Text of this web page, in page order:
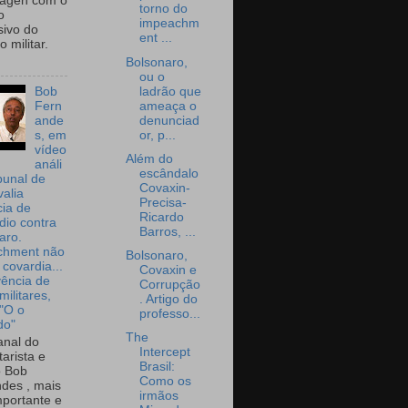
do
militar.
Bob
Fern
ande
s, em
vídeo
análi
de
de
contra
não
de
o
do
e
Bob
, mais
e
torno do
impeachm
ent ...
Bolsonaro,
ou o
ladrão que
ameaça o
denunciad
or, p...
Além do
escândalo
Covaxin-
Precisa-
Ricardo
Barros, ...
Bolsonaro,
Covaxin e
Corrupção
. Artigo do
professo...
The
Intercept
Brasil:
Como os
irmãos